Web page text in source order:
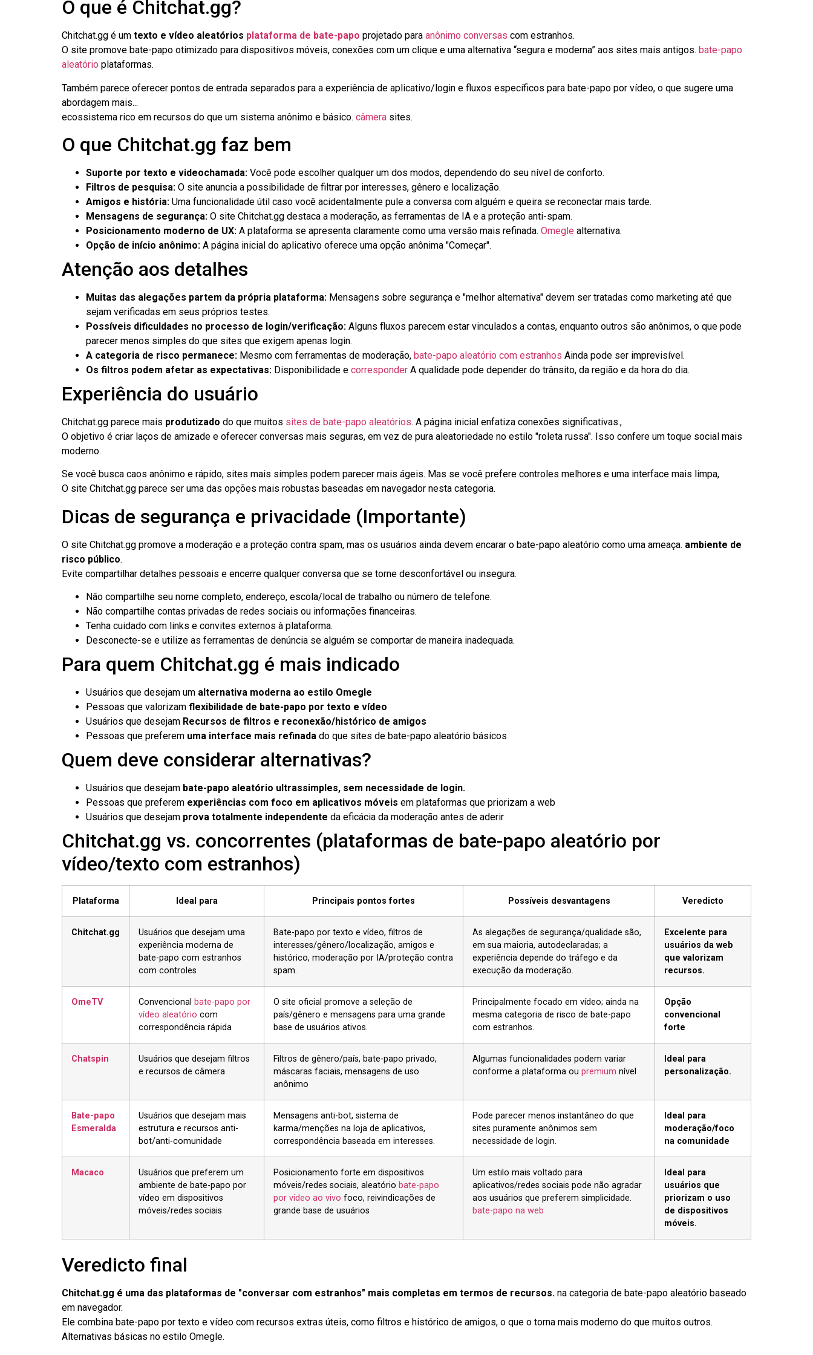
O que é Chitchat.gg?
Chitchat.gg é um texto e vídeo aleatórios plataforma de bate-papo projetado para anônimo conversas com estranhos.
O site promove bate-papo otimizado para dispositivos móveis, conexões com um clique e uma alternativa “segura e moderna” aos sites mais antigos. bate-papo
aleatório plataformas.
Também parece oferecer pontos de entrada separados para a experiência de aplicativo/login e fluxos específicos para bate-papo por vídeo, o que sugere uma
abordagem mais...
ecossistema rico em recursos do que um sistema anônimo e básico. câmera sites.
O que Chitchat.gg faz bem
Suporte por texto e videochamada: Você pode escolher qualquer um dos modos, dependendo do seu nível de conforto.
Filtros de pesquisa: O site anuncia a possibilidade de filtrar por interesses, gênero e localização.
Amigos e história: Uma funcionalidade útil caso você acidentalmente pule a conversa com alguém e queira se reconectar mais tarde.
Mensagens de segurança: O site Chitchat.gg destaca a moderação, as ferramentas de IA e a proteção anti-spam.
Posicionamento moderno de UX: A plataforma se apresenta claramente como uma versão mais refinada. Omegle alternativa.
Opção de início anônimo: A página inicial do aplicativo oferece uma opção anônima "Começar".
Atenção aos detalhes
Muitas das alegações partem da própria plataforma: Mensagens sobre segurança e "melhor alternativa" devem ser tratadas como marketing até que
sejam verificadas em seus próprios testes.
Possíveis dificuldades no processo de login/verificação: Alguns fluxos parecem estar vinculados a contas, enquanto outros são anônimos, o que pode
parecer menos simples do que sites que exigem apenas login.
A categoria de risco permanece: Mesmo com ferramentas de moderação, bate-papo aleatório com estranhos Ainda pode ser imprevisível.
Os filtros podem afetar as expectativas: Disponibilidade e corresponder A qualidade pode depender do trânsito, da região e da hora do dia.
Experiência do usuário
Chitchat.gg parece mais produtizado do que muitos sites de bate-papo aleatórios. A página inicial enfatiza conexões significativas.,
O objetivo é criar laços de amizade e oferecer conversas mais seguras, em vez de pura aleatoriedade no estilo "roleta russa". Isso confere um toque social mais
moderno.
Se você busca caos anônimo e rápido, sites mais simples podem parecer mais ágeis. Mas se você prefere controles melhores e uma interface mais limpa,
O site Chitchat.gg parece ser uma das opções mais robustas baseadas em navegador nesta categoria.
Dicas de segurança e privacidade (Importante)
O site Chitchat.gg promove a moderação e a proteção contra spam, mas os usuários ainda devem encarar o bate-papo aleatório como uma ameaça. ambiente de
risco público.
Evite compartilhar detalhes pessoais e encerre qualquer conversa que se torne desconfortável ou insegura.
Não compartilhe seu nome completo, endereço, escola/local de trabalho ou número de telefone.
Não compartilhe contas privadas de redes sociais ou informações financeiras.
Tenha cuidado com links e convites externos à plataforma.
Desconecte-se e utilize as ferramentas de denúncia se alguém se comportar de maneira inadequada.
Para quem Chitchat.gg é mais indicado
Usuários que desejam um alternativa moderna ao estilo Omegle
Pessoas que valorizam flexibilidade de bate-papo por texto e vídeo
Usuários que desejam Recursos de filtros e reconexão/histórico de amigos
Pessoas que preferem uma interface mais refinada do que sites de bate-papo aleatório básicos
Quem deve considerar alternativas?
Usuários que desejam bate-papo aleatório ultrassimples, sem necessidade de login.
Pessoas que preferem experiências com foco em aplicativos móveis em plataformas que priorizam a web
Usuários que desejam prova totalmente independente da eficácia da moderação antes de aderir
Chitchat.gg vs. concorrentes (plataformas de bate-papo aleatório por
vídeo/texto com estranhos)
Plataforma Ideal para Principais pontos fortes Possíveis desvantagens Veredicto
Chitchat.gg
Usuários que desejam uma
experiência moderna de
bate-papo com estranhos
com controles
Bate-papo por texto e vídeo, filtros de
interesses/gênero/localização, amigos e
histórico, moderação por IA/proteção contra
spam.
As alegações de segurança/qualidade são,
em sua maioria, autodeclaradas; a
experiência depende do tráfego e da
execução da moderação.
Excelente para
usuários da web
que valorizam
recursos.
OmeTV Convencional bate-papo por
vídeo aleatório com
correspondência rápida
O site oficial promove a seleção de
país/gênero e mensagens para uma grande
base de usuários ativos.
Principalmente focado em vídeo; ainda na
mesma categoria de risco de bate-papo
com estranhos.
Opção
convencional
forte
Chatspin
Usuários que desejam filtros
e recursos de câmera
Filtros de gênero/país, bate-papo privado,
máscaras faciais, mensagens de uso
anônimo
Algumas funcionalidades podem variar
conforme a plataforma ou premium nível
Ideal para
personalização.
Bate-papo
Esmeralda
Usuários que desejam mais
estrutura e recursos anti-
bot/anti-comunidade
Mensagens anti-bot, sistema de
karma/menções na loja de aplicativos,
correspondência baseada em interesses.
Pode parecer menos instantâneo do que
sites puramente anônimos sem
necessidade de login.
Ideal para
moderação/foco
na comunidade
Macaco
Usuários que preferem um
ambiente de bate-papo por
vídeo em dispositivos
móveis/redes sociais
Posicionamento forte em dispositivos
móveis/redes sociais, aleatório bate-papo
por vídeo ao vivo foco, reivindicações de
grande base de usuários
Um estilo mais voltado para
aplicativos/redes sociais pode não agradar
aos usuários que preferem simplicidade.
bate-papo na web
Ideal para
usuários que
priorizam o uso
de dispositivos
móveis.
Veredicto final
Chitchat.gg é uma das plataformas de "conversar com estranhos" mais completas em termos de recursos. na categoria de bate-papo aleatório baseado
em navegador.
Ele combina bate-papo por texto e vídeo com recursos extras úteis, como filtros e histórico de amigos, o que o torna mais moderno do que muitos outros.
Alternativas básicas no estilo Omegle.